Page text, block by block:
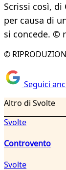
Scrissi così,
per causa di
si concede. ©
©
Seguici
Altro di Svolte
Svolte
Controvento
Svolte